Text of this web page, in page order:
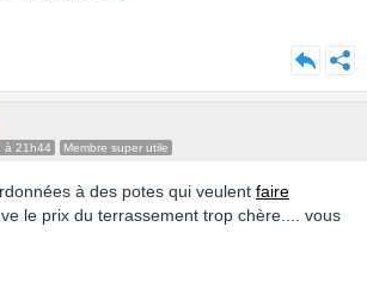
à 21h44 Membre super utile
à des potes qui veulent faire
le prix du terrassement trop chère.... vous